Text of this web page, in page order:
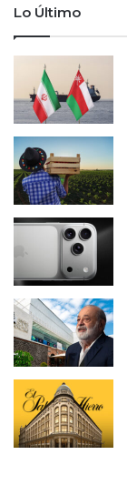
Lo Último